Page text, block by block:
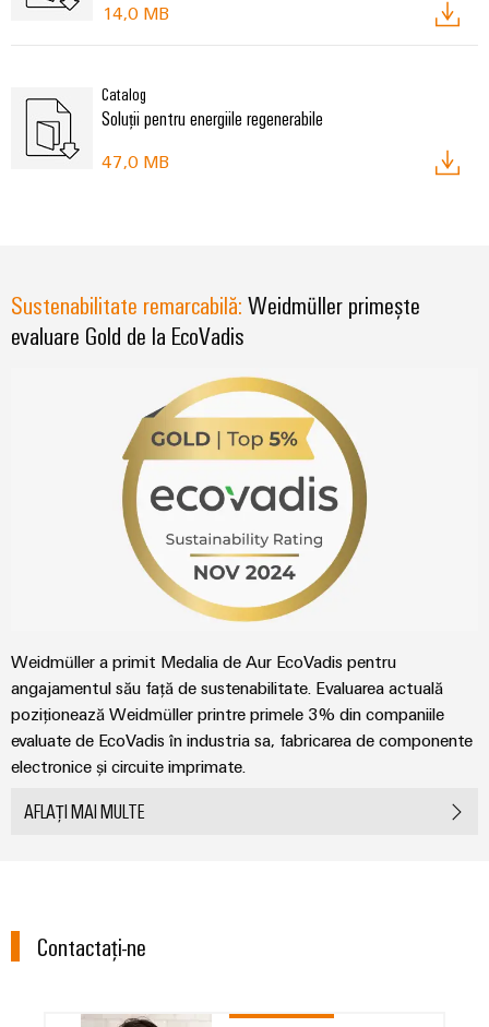
14,0 MB
Catalog
Soluții pentru energiile regenerabile
47,0 MB
Sustenabilitate remarcabilă: Weidmüller primește
evaluare Gold de la EcoVadis
Weidmüller a primit Medalia de Aur EcoVadis pentru
angajamentul său față de sustenabilitate. Evaluarea actuală
poziționează Weidmüller printre primele 3% din companiile
evaluate de EcoVadis în industria sa, fabricarea de componente
electronice și circuite imprimate.
AFLAȚI MAI MULTE
Contactați-ne